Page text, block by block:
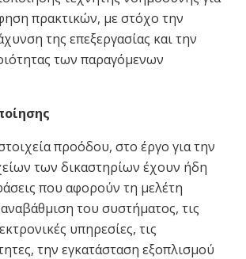
πρακτικών, με στόχο την
της επεξεργασίας και την
των παραγόμενων
προόδου, στο έργο για την
των δικαστηρίων έχουν ήδη
που αφορούν τη μελέτη
του συστήματος, τις
υπηρεσίες, τις
την εγκατάσταση εξοπλισμού